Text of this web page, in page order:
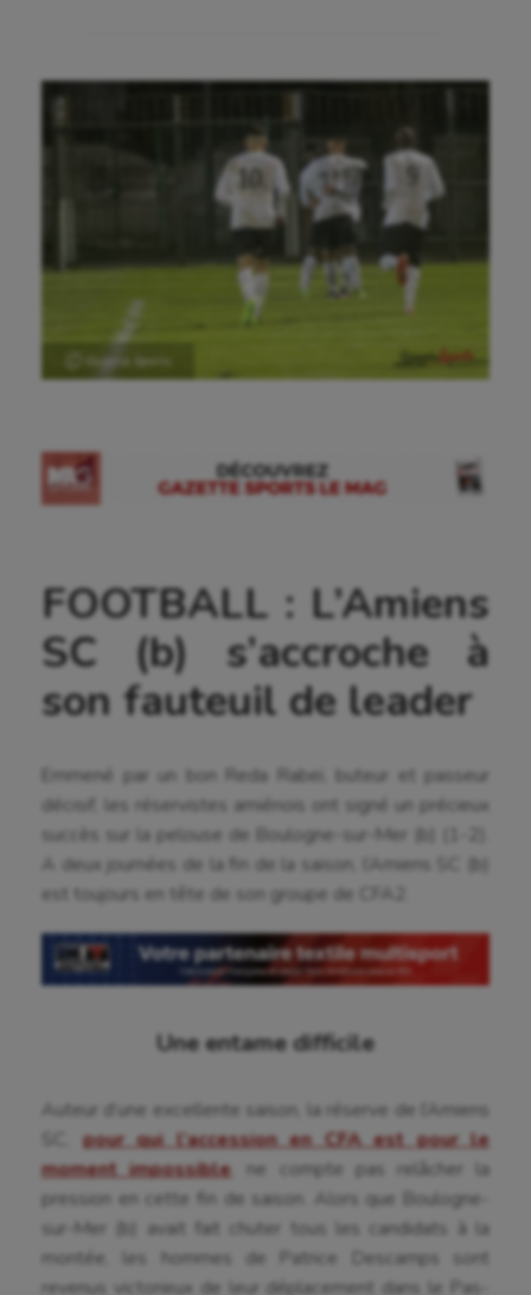
Ⓒ Gazette Sports
FOOTBALL : L’Amiens
SC (b) s’accroche à
son fauteuil de leader
Emmené par un bon Reda Rabeï, buteur et passeur
décisif, les réservistes amiénois ont signé un précieux
succès sur la pelouse de Boulogne-sur-Mer (b) (1-2).
A deux journées de la fin de la saison, l’Amiens SC (b)
est toujours en tête de son groupe de CFA2.
Une entame difficile
Auteur d’une excellente saison, la réserve de l’Amiens
SC,pour qui l’accession en CFA est pour le
moment impossible , ne compte pas relâcher la
pression en cette fin de saison. Alors que Boulogne-
sur-Mer (b) avait fait chuter tous les candidats à la
montée, les hommes de Patrice Descamps sont
revenus victorieux de leur déplacement dans le Pas-